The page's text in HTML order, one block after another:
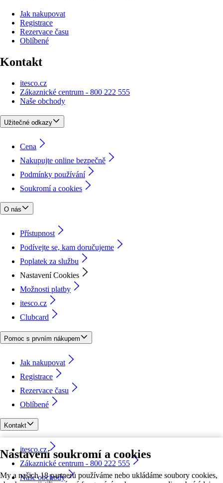
Nastavení soukromí a cookies
My a našich 18 partnerů používáme nebo ukládáme soubory cookies,
Jak nakupovat
Registrace
Rezervace času
Oblíbené
Kontakt
itesco.cz
Zákaznické centrum - 800 222 555
Naše obchody
Užitečné odkazy
Cena
Nakupujte online bezpečně
Podmínky používání
Soukromí a cookies
O nás
Přístupnost
Podívejte se, kam doručujeme
Poplatek za službu
Nastavení Cookies
Možnosti platby
itesco.cz
Clubcard
Pomoc s prvním nákupem
Jak nakupovat
Registrace
Rezervace času
Oblíbené
Kontakt
itesco.cz
Zákaznické centrum - 800 222 555
Naše obchody